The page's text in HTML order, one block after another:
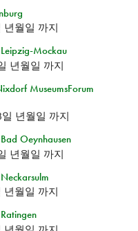
년월일 까지
Mockau
년월일 까지
MuseumsForum
년월일 까지
Oeynhausen
년월일 까지
년월일 까지